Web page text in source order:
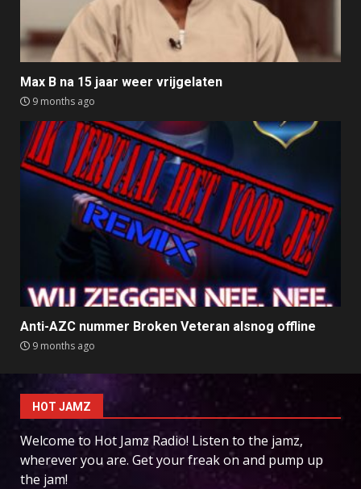
Max B na 15 jaar weer vrijgelaten
9 months ago
Anti-AZC nummer Broken Veteran alsnog offline
9 months ago
HOT JAMZ
Welcome to Hot Jamz Radio! Listen to the jamz,
wherever you are. Get your freak on and pump up
the jam!